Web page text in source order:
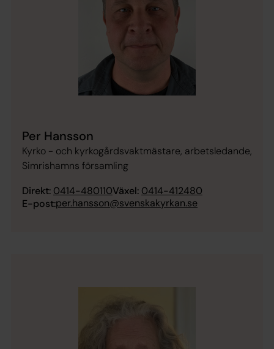
Per Hansson
Kyrko - och kyrkogårdsvaktmästare, arbetsledande,
Simrishamns församling
Direkt: 0414-480110Växel: 0414-412480
E-post:per.hansson@svenskakyrkan.se